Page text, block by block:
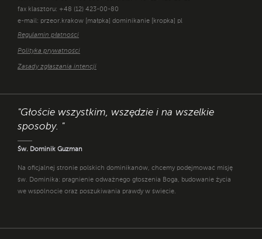
fax klasztoru: +48 (12) 423-00-80
e-mail: przeor.krakow [małpka] dominikanie [kropka] pl
Regulamin płatności
Polityka prywatności
Zasady zgłaszania intencji
"Głoście wszystkim, wszędzie i na wszelkie
sposoby. "
Św. Dominik Guzman
Na oficjalnej stronie polskich dominikanów, chcemy podejmować misję
św. Dominika: pragnienie odważnego głoszenia Boga, budowanie życia
we wspólnocie oraz poszukiwania prawdy w świecie.